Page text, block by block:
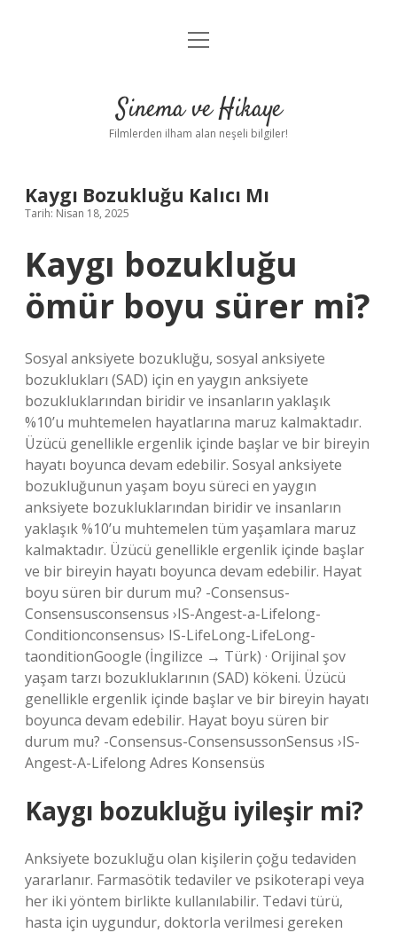
Gizlilik Politikası
Yasal Uyarı
menüyü
Sinema ve Hikaye
Filmlerden ilham alan neşeli bilgiler!
Kaygı Bozukluğu Kalıcı Mı
Tarih: Nisan 18, 2025
Kaygı bozukluğu
ömür boyu sürer mi?
Sosyal anksiyete bozukluğu, sosyal anksiyete
bozuklukları (SAD) için en yaygın anksiyete
bozukluklarından biridir ve insanların yaklaşık
%10’u muhtemelen hayatlarına maruz kalmaktadır.
Üzücü genellikle ergenlik içinde başlar ve bir bireyin
hayatı boyunca devam edebilir. Sosyal anksiyete
bozukluğunun yaşam boyu süreci en yaygın
anksiyete bozukluklarından biridir ve insanların
yaklaşık %10’u muhtemelen tüm yaşamlara maruz
kalmaktadır. Üzücü genellikle ergenlik içinde başlar
ve bir bireyin hayatı boyunca devam edebilir. Hayat
boyu süren bir durum mu? -Consensus-
Consensusconsensus ›IS-Angest-a-Lifelong-
Conditionconsensus› IS-LifeLong-LifeLong-
taonditionGoogle (İngilizce → Türk) · Orijinal şov
yaşam tarzı bozukluklarının (SAD) kökeni. Üzücü
genellikle ergenlik içinde başlar ve bir bireyin hayatı
boyunca devam edebilir. Hayat boyu süren bir
durum mu? -Consensus-ConsensussonSensus ›IS-
Angest-A-Lifelong Adres Konsensüs
Kaygı bozukluğu iyileşir mi?
Anksiyete bozukluğu olan kişilerin çoğu tedaviden
yararlanır. Farmasötik tedaviler ve psikoterapi veya
her iki yöntem birlikte kullanılabilir. Tedavi türü,
hasta için uygundur, doktorla verilmesi gereken